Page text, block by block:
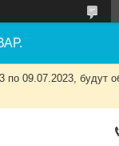
09.07.2023, будут